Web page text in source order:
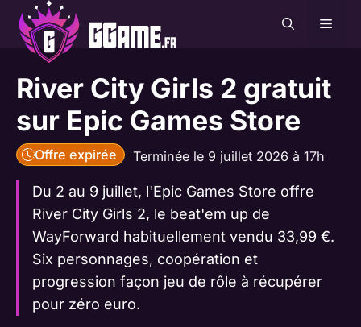
Aller
contenu
River City Girls 2 gratuit
sur Epic Games Store
Offre expirée Terminée le 9 juillet 2026 à 17h
Du 2 au 9 juillet, l'Epic Games Store offre
River City Girls 2, le beat'em up de
WayForward habituellement vendu 33,99 €.
Six personnages, coopération et
progression façon jeu de rôle à récupérer
pour zéro euro.